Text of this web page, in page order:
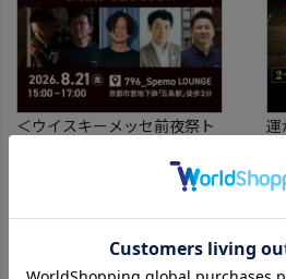
＜ウイスキーメッセ前夜祭ト
8月21日(金)15:00～17:00京都
クレジットカード決済のみ
（税込2,000円）
運
て
虎S ※必ずもら